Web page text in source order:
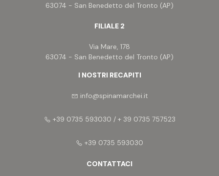
63074 - San Benedetto del Tronto (AP)
FILIALE 2
Via Mare, 178
63074 - San Benedetto del Tronto (AP)
I NOSTRI RECAPITI
info@spinamarchei.it
+39 0735 593030 / + 39 0735 757523
+39 0735 593030
CONTATTACI